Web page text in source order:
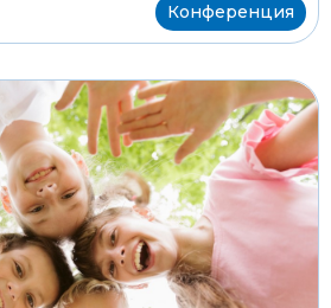
Конференция